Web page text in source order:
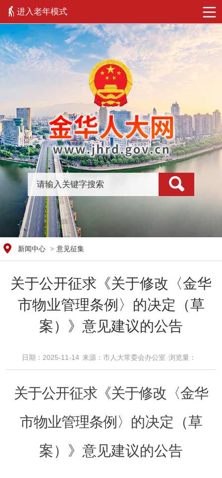
进入老年模式
新闻中心 > 意见征集
关于公开征求《关于修改〈金华
市物业管理条例〉的决定（草
案）》意见建议的公告
日期：2025-11-14 来源：市人大常委会办公室 浏览量：​
关于公开征求《关于修改〈金华
市物业管理条例〉 的决定（草
案）》意见建议的公告